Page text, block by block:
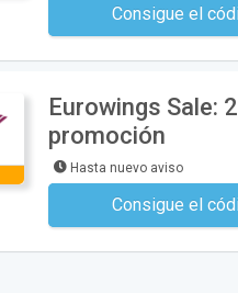
Consigue el
No se necesita
Eurowings Sale:
promoción
Hasta nuevo aviso
Consigue el
No se necesita